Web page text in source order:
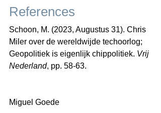
References
Schoon, M. (2023, Augustus 31). Chris
Miler over de wereldwijde techoorlog;
Geopolitiek is eigenlijk chippolitiek. Vrij
Nederland, pp. 58-63.
Miguel Goede